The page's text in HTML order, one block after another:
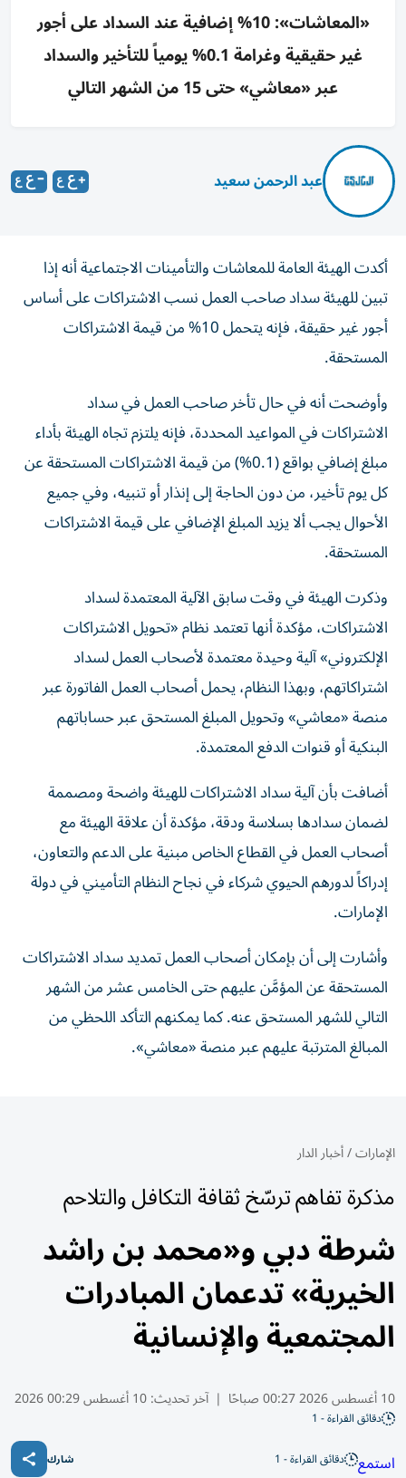
«المعاشات»: 10% إضافية عند السداد على أجور
غير حقيقية وغرامة 0.1% يومياً للتأخير والسداد
عبر «معاشي» حتى 15 من الشهر التالي
عبد الرحمن سعيد
أكدت الهيئة العامة للمعاشات والتأمينات الاجتماعية أنه إذا
تبين للهيئة سداد صاحب العمل نسب الاشتراكات على أساس
أجور غير حقيقة، فإنه يتحمل 10% من قيمة الاشتراكات
المستحقة.
وأوضحت أنه في حال تأخر صاحب العمل في سداد
الاشتراكات في المواعيد المحددة، فإنه يلتزم تجاه الهيئة بأداء
مبلغ إضافي بواقع (0.1%) من قيمة الاشتراكات المستحقة عن
كل يوم تأخير، من دون الحاجة إلى إنذار أو تنبيه، وفي جميع
الأحوال يجب ألا يزيد المبلغ الإضافي على قيمة الاشتراكات
المستحقة.
وذكرت الهيئة في وقت سابق الآلية المعتمدة لسداد
الاشتراكات، مؤكدة أنها تعتمد نظام «تحويل الاشتراكات
الإلكتروني» آلية وحيدة معتمدة لأصحاب العمل لسداد
اشتراكاتهم، وبهذا النظام، يحمل أصحاب العمل الفاتورة عبر
منصة «معاشي» وتحويل المبلغ المستحق عبر حساباتهم
البنكية أو قنوات الدفع المعتمدة.
أضافت بأن آلية سداد الاشتراكات للهيئة واضحة ومصممة
لضمان سدادها بسلاسة ودقة، مؤكدة أن علاقة الهيئة مع
أصحاب العمل في القطاع الخاص مبنية على الدعم والتعاون،
إدراكاً لدورهم الحيوي شركاء في نجاح النظام التأميني في دولة
الإمارات.
وأشارت إلى أن بإمكان أصحاب العمل تمديد سداد الاشتراكات
المستحقة عن المؤمَّن عليهم حتى الخامس عشر من الشهر
التالي للشهر المستحق عنه. كما يمكنهم التأكد اللحظي من
المبالغ المترتبة عليهم عبر منصة «معاشي».
الإمارات/أخبار الدار
مذكرة تفاهم ترسّخ ثقافة التكافل والتلاحم
شرطة دبي و«محمد بن راشد
الخيرية» تدعمان المبادرات
المجتمعية والإنسانية
10 أغسطس 2026 00:27 صباحًا | آخر تحديث:10 أغسطس 00:29 2026
دقائق القراءة - 1
استمع دقائق القراءة - 1 شارك